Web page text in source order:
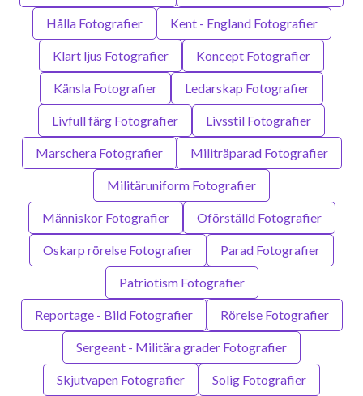
Hålla Fotografier Kent - England Fotografier
Klart ljus Fotografier Koncept Fotografier
Känsla Fotografier Ledarskap Fotografier
Livfull färg Fotografier Livsstil Fotografier
Marschera Fotografier Militräparad Fotografier
Militäruniform Fotografier
Människor Fotografier Oförställd Fotografier
Oskarp rörelse Fotografier Parad Fotografier
Patriotism Fotografier
Reportage - Bild Fotografier Rörelse Fotografier
Sergeant - Militära grader Fotografier
Skjutvapen Fotografier Solig Fotografier